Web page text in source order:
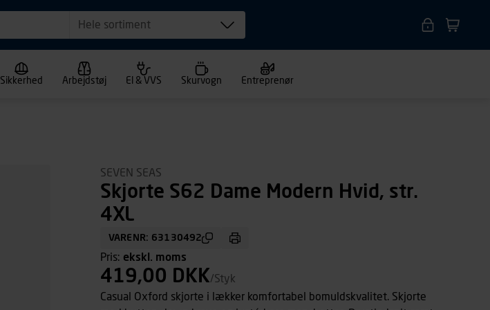
Hele sortiment
Sikkerhed Arbejdstøj El & VVS Skurvogn Entreprenør
SEVEN SEAS
Skjorte S62 Dame Modern Hvid, str.
4XL
VARENR: 63130492
Pris: ekskl. moms
419,00 DKK/Styk
Casual Oxford skjorte i lækker komfortabel bomuldskvalitet. Skjorte